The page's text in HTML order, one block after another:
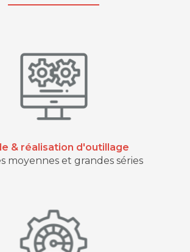
& réalisation d'outillage
moyennes et grandes séries